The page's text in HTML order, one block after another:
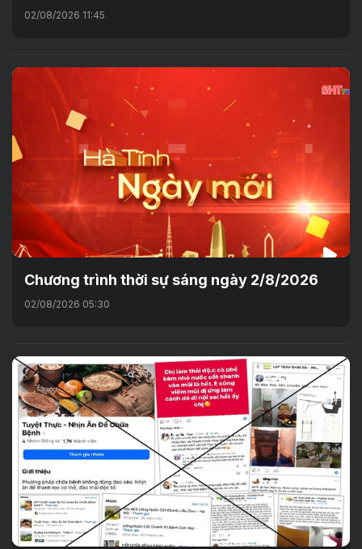
02/08/2026 11:45
Chương trình thời sự sáng ngày 2/8/2026
02/08/2026 05:30